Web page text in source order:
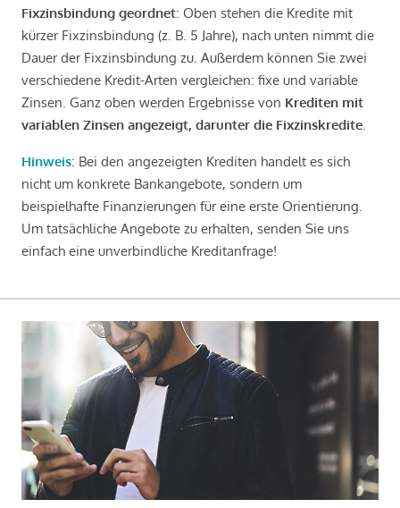
Fixzinsbindung geordnet: Oben stehen die Kredite mit
kürzer Fixzinsbindung (z. B. 5 Jahre), nach unten nimmt die
Dauer der Fixzinsbindung zu. Außerdem können Sie zwei
verschiedene Kredit-Arten vergleichen: fixe und variable
Zinsen. Ganz oben werden Ergebnisse von Krediten mit
variablen Zinsen angezeigt, darunter die Fixzinskredite
Hinweis: Bei den angezeigten Krediten handelt es sich
nicht um konkrete Bankangebote, sondern um
beispielhafte Finanzierungen für eine erste Orientierung.
Um tatsächliche Angebote zu erhalten, senden Sie uns
einfach eine unverbindliche Kreditanfrage!